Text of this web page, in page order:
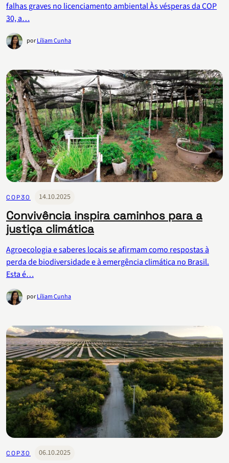
falhas graves no licenciamento ambiental Às vésperas da COP
30, a…
porLíliam Cunha
COP30 14.10.2025
Convivência inspira caminhos para a
justiça climática
Agroecologia e saberes locais se afirmam como respostas à
perda de biodiversidade e à emergência climática no Brasil.
Esta é…
porLíliam Cunha
COP30 06.10.2025